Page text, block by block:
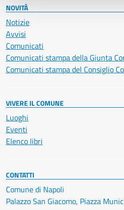
NOVITÀ
Notizie
Avvisi
Comunicati
Comunicati stampa della Giunta
Comunicati stampa del Consiglio
VIVERE IL COMUNE
Luoghi
Eventi
Elenco libri
CONTATTI
Comune di Napoli
Palazzo San Giacomo, Piazza